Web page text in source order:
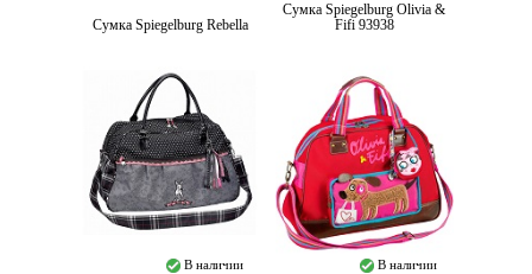
Сумка Spiegelburg Rebella
В наличии
Сумка Spiegelburg Olivia &
Fifi 93938
В наличии